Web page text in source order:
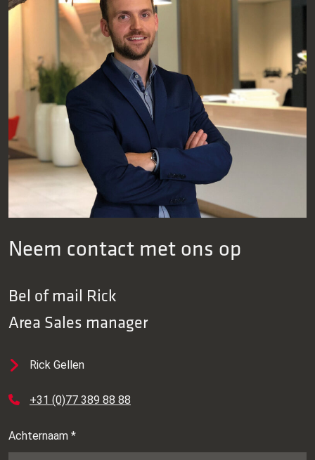
veel verbindingen aan het product.
In nauw overleg met de constructeurs hebben wij gekeken
naar de mogelijkheid om de behuizing te maken uit een
combinatie van extrusie en machining. Dit heeft tot een
creatieve oplossing geleid met drie extrusiedelen die via
een zwaluwstaartverbinding exact in elkaar passen en
waarop slechts vier losse onderdelen zitten. Samen met de
klant is een stabiel proces ontwikkeld waarbij ieder product
hetzelfde is en de assemblage tijd zeer beperkt is.
Voordelen: een beter eindproduct tegen gereduceerde
Neem contact met ons op
Bel of mail Rick
Area Sales manager
Rick Gellen
+31 (0)77 389 88 88